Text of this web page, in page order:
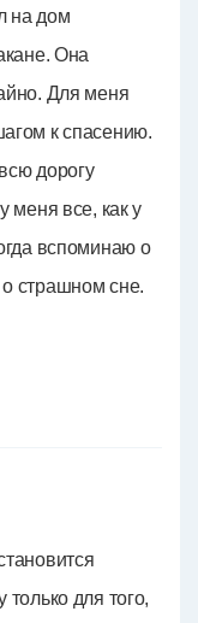
на дом
Она
Для меня
к спасению.
дорогу
меня все, как у
вспоминаю о
страшном сне.
для того,